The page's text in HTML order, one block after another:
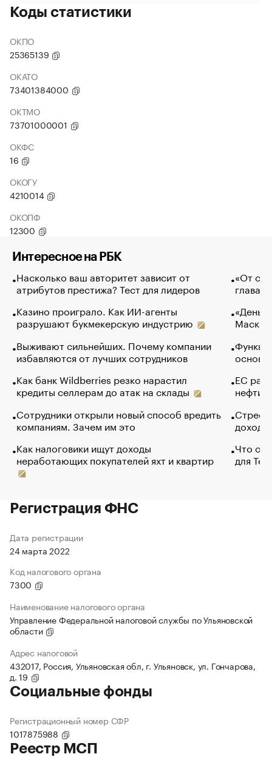
Коды статистики
ОКПО
25365139
ОКАТО
73401384000
ОКТМО
73701000001
ОКФС
16
ОКОГУ
4210014
ОКОПФ
12300
Интересное на РБК
Насколько ваш авторитет зависит от
атрибутов престижа? Тест для лидеров
Казино проиграло. Как ИИ-агенты
разрушают букмекерскую индустрию
Выживают сильнейших. Почему компании
избавляются от лучших сотрудников
Как банк Wildberries резко нарастил
кредиты селлерам до атак на склады
Сотрудники открыли новый способ вредить
компаниям. Зачем им это
Как налоговики ищут доходы
неработающих покупателей яхт и квартир
«От
глава
Маск в
основ
ЕС
нефти
Что
для
Регистрация ФНС
Дата регистрации
24 марта 2022
Код налогового органа
7300
Наименование налогового органа
Управление Федеральной налоговой службы по Ульяновской
области
Адрес налоговой
432017, Россия, Ульяновская обл, г. Ульяновск, ул. Гончарова,
д. 19
Социальные фонды
Регистрационный номер СФР
1017875988
Реестр МСП